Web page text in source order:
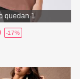
quedan 1
-17%